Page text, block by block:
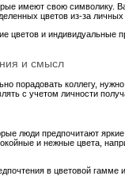
имеют свою символику.
цветов из-за
цветов и индивидуальные
и смысл
порадовать коллегу,
с учетом личности
люди предпочитают
и нежные цвета,
в цветовой